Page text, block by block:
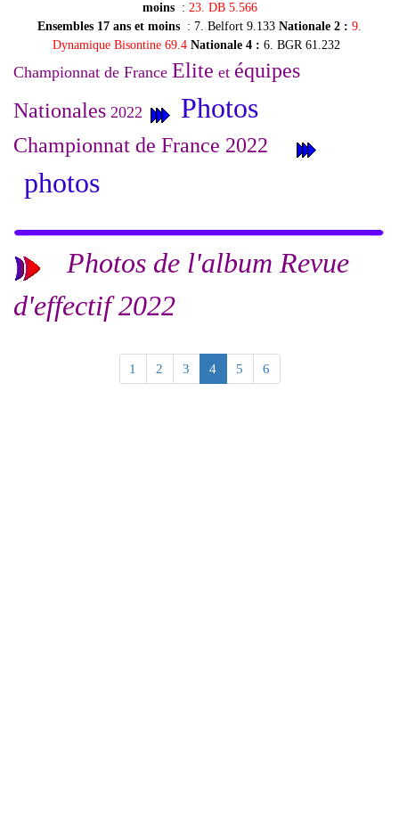
moins: 23. DB 5.566
Ensembles 17 ans et moins : 7. Belfort 9.133 Nationale 2 : 9.
Dynamique Bisontine 69.4 Nationale 4 : 6. BGR 61.232
Championnat de France Elite et équipes
Nationales 2022 Photos
Championnat de France 2022
photos
Photos de l'album Revue
d'effectif 2022
1 2 3 4 5 6